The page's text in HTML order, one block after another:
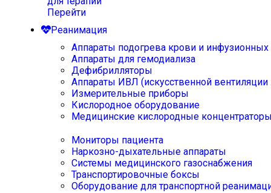
Перейти
Реанимация
Аппараты подогрева крови и инфузионных
Аппараты для гемодиализа
Дефибрилляторы
Аппараты ИВЛ (искусственной вентиляции
Измерительные приборы
Кислородное оборудование
Медицинские кислородные
Мониторы пациента
Наркозно-дыхательные аппараты
Системы медицинского газоснабжения
Транспортировочные боксы
Оборудование для транспортной